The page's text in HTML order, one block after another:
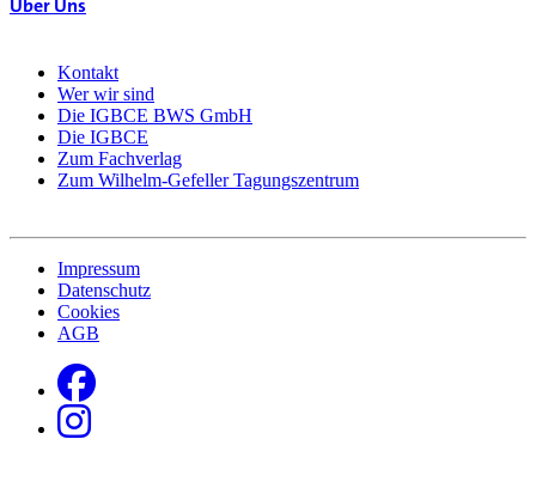
Über Uns
Kontakt
Wer wir sind
Die IGBCE BWS GmbH
Die IGBCE
Zum Fachverlag
Zum Wilhelm-Gefeller Tagungszentrum
Impressum
Datenschutz
Cookies
AGB